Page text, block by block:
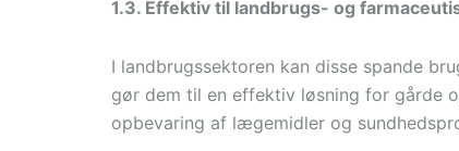
1.3. Effektiv til landbrugs- og
I landbrugssektoren kan disse spande
gør dem til en effektiv løsning for gårde
opbevaring af lægemidler og